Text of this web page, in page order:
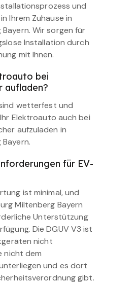
und
Ihrem Zuhause in
Wir sorgen für
Installation durch
mit Ihnen.
bei
aufladen?
wetterfest und
Elektroauto auch bei
aufzuladen in
für EV-
ist minimal, und
Miltenberg Bayern
Unterstützung
Die DGUV V3 ist
nicht
nicht dem
und es dort
gibt.